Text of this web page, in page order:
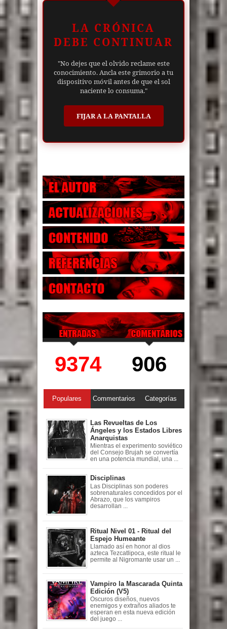
LA CRÓNICA
DEBE CONTINUAR
"No dejes que el olvido reclame este
conocimiento. Ancla este grimorio a tu
dispositivo móvil antes de que el sol
naciente lo consuma."
FIJAR A LA PANTALLA
9374 906
Populares Commentarios Categorías
Las Revueltas de Los
Ángeles y los Estados Libres
Anarquistas
Mientras el experimento soviético
del Consejo Brujah se convertía
en una potencia mundial, una ...
Disciplinas
Las Disciplinas son poderes
sobrenaturales concedidos por el
Abrazo, que los vampiros
desarrollan ...
Ritual Nivel 01 - Ritual del
Espejo Humeante
Llamado así en honor al dios
azteca Tezcatlipoca, este ritual le
permite al Nigromante usar un ...
Vampiro la Mascarada Quinta
Edición (V5)
Oscuros diseños, nuevos
enemigos y extraños aliados te
esperan en esta nueva edición
del juego ...